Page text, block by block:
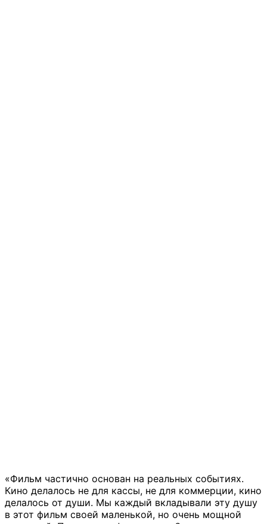
«Фильм частично основан на реальных событиях.
Кино делалось не для кассы, не для коммерции, кино
делалось от души. Мы каждый вкладывали эту душу
в этот фильм своей маленькой, но очень мощной